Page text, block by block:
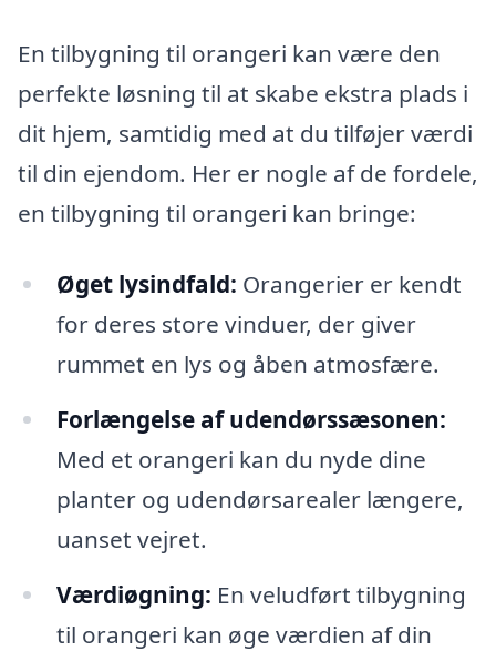
En tilbygning til orangeri kan være den
perfekte løsning til at skabe ekstra plads i
dit hjem, samtidig med at du tilføjer værdi
til din ejendom. Her er nogle af de fordele,
en tilbygning til orangeri kan bringe:
Øget lysindfald: Orangerier er kendt
for deres store vinduer, der giver
rummet en lys og åben atmosfære.
Forlængelse af udendørssæsonen:
Med et orangeri kan du nyde dine
planter og udendørsarealer længere,
uanset vejret.
Værdiøgning: En veludført tilbygning
til orangeri kan øge værdien af din